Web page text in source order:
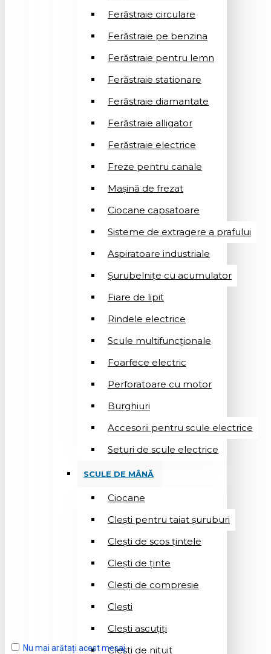
Ferăstraie circulare
Ferăstraie pe benzina
Ferăstraie pentru lemn
Ferăstraie stationare
Ferăstraie diamantate
Ferăstraie alligator
Ferăstraie electrice
Freze pentru canale
Mașină de frezat
Ciocane capsatoare
Sisteme de extragere a prafului
Aspiratoare industriale
Șurubelnițe cu acumulator
Fiare de lipit
Rindele electrice
Scule multifuncționale
Foarfece electric
Perforatoare cu motor
Burghiuri
Accesorii pentru scule electrice
Seturi de scule electrice
SCULE DE MÂNĂ
Ciocane
Cleşti pentru taiat șuruburi
Clești de scos țintele
Clești de ținte
Cleșți de compresie
Cleşti
Clești ascuțiți
Cleşti de nituit
Nu mai arătați acest mesaj